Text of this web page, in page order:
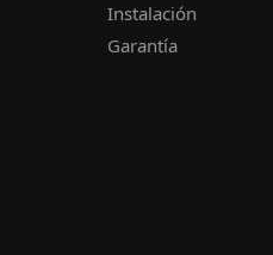
Instalación
Garantía